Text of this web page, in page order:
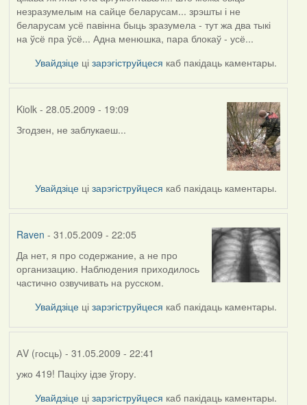
In
reply
to
by
Raven
незразумелым на сайце беларусам... зрэшты і не
беларусам усё павінна быць зразумела - тут жа два тыкі
на ўсё пра ўсё... Адна менюшка, пара блокаў - усё...
Увайдзіце цізарэгіструйцеся каб пакідаць каментары.
Kiolk- 28.05.2009 - 19:09
In
admin
Згодзен, не заблукаеш...
Увайдзіце цізарэгіструйцеся каб пакідаць каментары.
Raven - 31.05.2009 - 22:05
In
reply
to
Да нет, я про содержание, а не про
организацию. Наблюдения приходилось
частично озвучивать на русском.
Увайдзіце цізарэгіструйцеся каб пакідаць каментары.
АV (госць) - 31.05.2009 - 22:41
In
reply
ужо 419! Паціху ідзе ўгору.
Увайдзіце цізарэгіструйцеся каб пакідаць каментары.